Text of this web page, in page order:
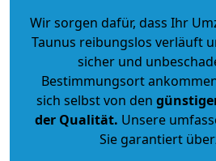
Wir sorgen dafür, dass Ihr
Taunus reibungslos verläuft
sicher und
Bestimmungsort
sich selbst von den
der Qualität. Unsere
Sie garantiert